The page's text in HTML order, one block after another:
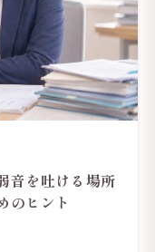
音を吐ける場所
のヒント